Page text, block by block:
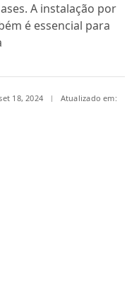
A instalação por
é essencial para
18, 2024
Atualizado em: